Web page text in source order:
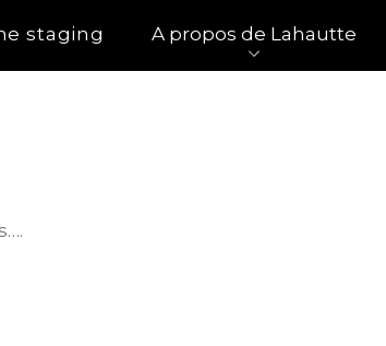
staging A propos de Lahautte